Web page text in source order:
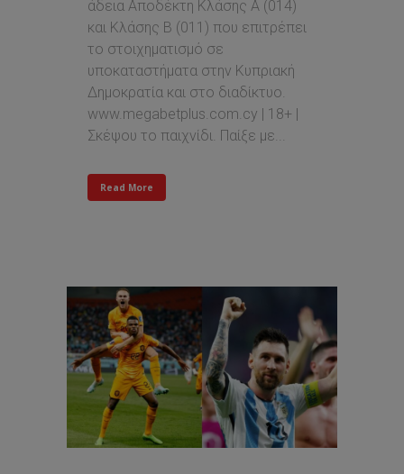
άδεια Αποδέκτη Κλάσης Α (014)
και Κλάσης Β (011) που επιτρέπει
τo στοιχηματισμό σε
υποκαταστήματα στην Κυπριακή
Δημοκρατία και στο διαδίκτυο.
www.megabetplus.com.cy | 18+ |
Σκέψου το παιχνίδι. Παίξε με...
Read More